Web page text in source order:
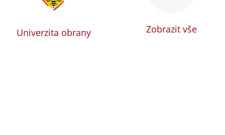
Univerzita obrany Zobrazit vše